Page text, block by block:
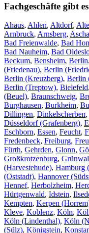
Fachgeschäfte gibt
Ahaus, Ahlen, Altdorf,
Arnbruck, Arnsberg,
Bad Freienwalde, Bad
Bad Nauheim, Bad
Beckum, Bensheim, Berlin,
(Friedenau), Berlin
Berlin (Kreuzberg), Berlin
Berlin (Treptow), Bielefeld,
(Beuel), Braunschweig,
Burghausen, Burkheim,
Dillingen, Dinkelscherben,
Düsseldorf (Grafenberg),
Eschborn, Essen, Feucht,
Fredenbeck, Freiburg,
Fürth, Gehrden, Glonn,
Großkrotzenburg,
(Harvestehude), Hamburg
(Oststadt), Hannover
Hennef, Herbolzheim,
Hürtgenwald, Idstein,
Kempten, Kerpen
Kleve, Koblenz, Köln,
Köln (Lindenthal), Köln
(Sülz), Königstein,